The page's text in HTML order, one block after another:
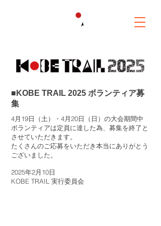
■KOBE TRAIL 2025 ボランティア募
集
4月19日（土）・4月20日（日）の大会期間中
ボランティアは定員に達した為、募集を終了と
させていただきます。
たくさんのご応募をいただき本当にありがとう
ございました。
2025年2月10日
KOBE TRAIL 実行委員会